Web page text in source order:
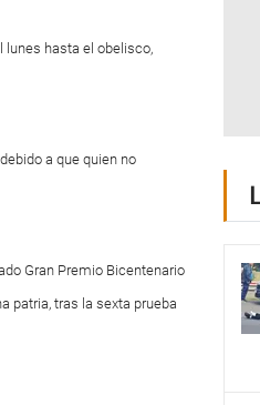
lunes hasta el obelisco,
a que quien no
Gran Premio Bicentenario
patria, tras la sexta prueba